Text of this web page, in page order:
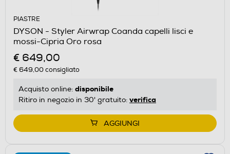
PIASTRE
DYSON - Styler Airwrap Coanda capelli lisci e
mossi-Cipria Oro rosa
€ 649,00
€ 649,00consigliato
Acquisto online: disponibile
Ritiro in negozio in 30' gratuito: verifica
AGGIUNGI